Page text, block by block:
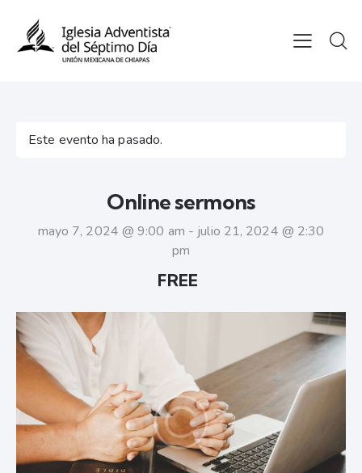
Este evento ha pasado.
Online sermons
mayo 7, 2024 @ 9:00 am - julio 21, 2024 @ 2:30
pm
FREE